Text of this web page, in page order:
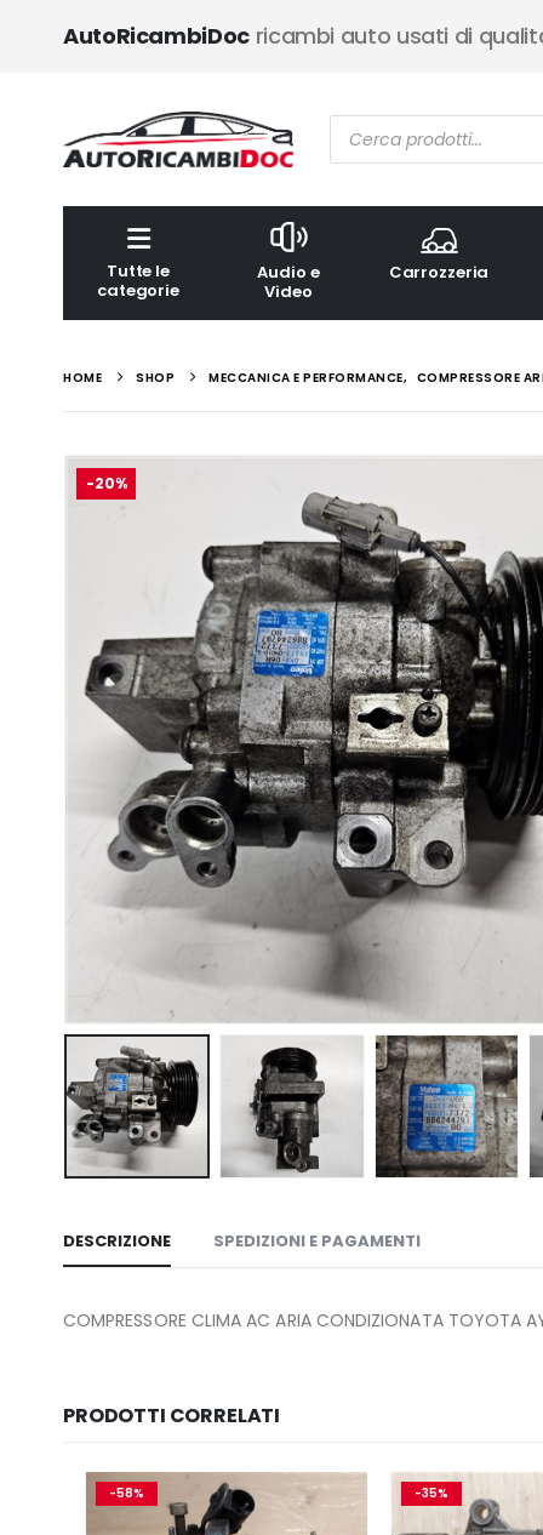
AutoRicambiDocricambi auto usati di
Ricerca
prodotti
Tutte le
categorie
Audio e
Video
Carrozzeria
HOME SHOP MECCANICA E PERFORMANCE, COMPRESSORE
-20%
DESCRIZIONE SPEDIZIONI E PAGAMENTI
COMPRESSORE CLIMA AC ARIA CONDIZIONATA TOYOTA
PRODOTTI CORRELATI
-58% -35%